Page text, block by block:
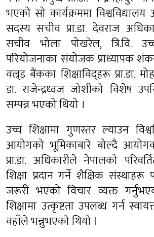
भएको सो कार्यक्रममा
सदस्य सचीव प्रा.डा. देवराज
सचीव भोला पोखरेल, त्रि.वि.
परियोजनाका संयोजक प्राध्यापक
वल्र्ड बैंकका शिक्षाविद्हरू प्रा.डा.
डा. राजेन्द्रध्वज जोशीको विशेष
सम्पन्न भएको थियो ।
उच्च शिक्षामा गुणस्तर ल्याउन
आयोगको भूमिकाबारे बोल्दै
प्रा.डा. अधिकारीले नेपालको
शिक्षा प्रदान गर्ने शैक्षिक संस्थाहरू
जरूरी भएको विचार व्यक्त
शिक्षामा उत्कृष्टता उपलब्ध गर्न
वहाँले भन्नुभएको थियो l